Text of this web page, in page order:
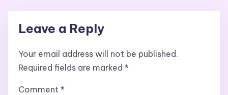
Leave a Reply
Your email address will not be published.
Required fields are marked *
Comment *